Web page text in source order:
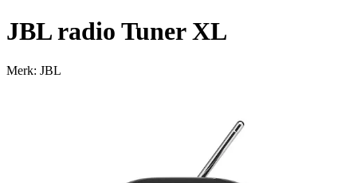
JBL radio Tuner XL
Merk: JBL